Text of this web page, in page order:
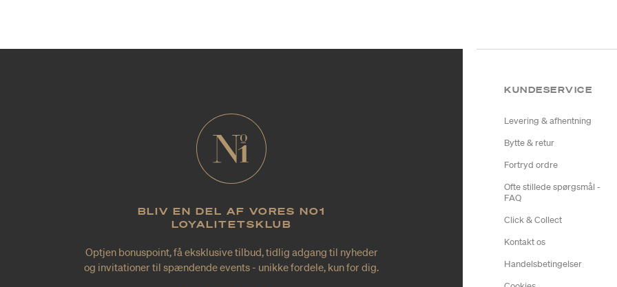
BLIV EN DEL AF VORES NO1
LOYALITETSKLUB
Optjen bonuspoint, få eksklusive tilbud, tidlig adgang til nyheder
og invitationer til spændende events - unikke fordele, kun for dig.
KUNDESERVICE
Levering & afhentning
Bytte & retur
Fortryd ordre
Ofte stillede spørgsmål -
FAQ
Click & Collect
Kontakt os
Handelsbetingelser